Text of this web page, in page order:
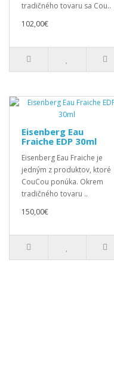
tradičného tovaru sa Cou..
102,00€
Eisenberg Eau
Fraiche EDP 30ml
Eisenberg Eau Fraiche je
jedným z produktov, ktoré
CouCou ponúka. Okrem
tradičného tovaru ..
150,00€